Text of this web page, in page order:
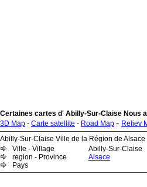
Certaines cartes d' Abilly-Sur-Claise Nous
3D Map - Carte satellite - Road Map - Reliev
Abilly-Sur-Claise Ville de la Région de Alsace
Ville - Village
Abilly-Sur-Claise
region - Province
Alsace
Pays